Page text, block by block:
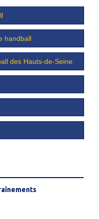
handball
des Hauts-de-Seine